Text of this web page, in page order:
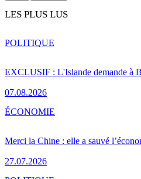
LES PLUS LUS
EXCLUSIF : L'Islande demande à
07.08.2026
POLITIQUE
Merci la Chine : elle a sauvé
27.07.2026
ÉCONOMIE